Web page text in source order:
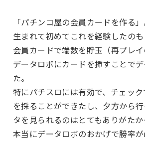
「パチンコ屋の会員カードを作る」
生まれて初めてこれを経験したのも
会員カードで端数を貯玉（再プレ
データロボにカードを挿すことで
た。
特にパチスロには有効で、チェッ
を採ることができたし、夕方から
タを見られるのはとてもありがたか
本当にデータロボのおかげで勝率が